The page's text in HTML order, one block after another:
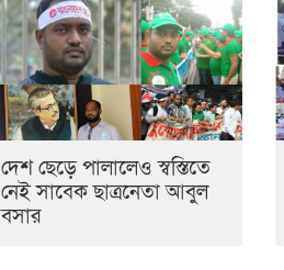
দেশ ছেড়ে পালালেও স্বস্তিতে
নেই সাবেক ছাত্রনেতা আবুল
বসার